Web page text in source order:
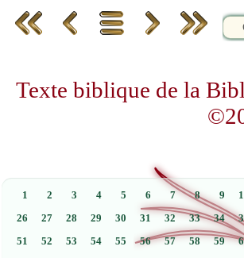
Texte biblique de la
1 2 3 4 5 6 7 8 9
26 27 28 29 30 31 32 33 34
51 52 53 54 55 56 57 58 59